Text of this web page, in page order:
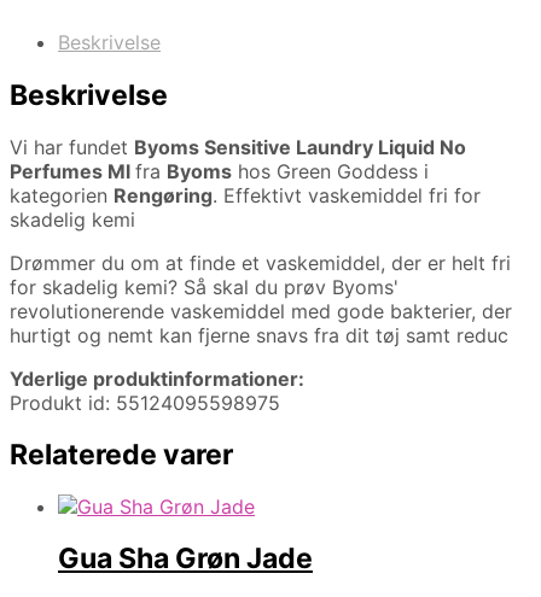
Beskrivelse
Beskrivelse
Vi har fundet Byoms Sensitive Laundry Liquid No
Perfumes Ml fra Byoms hos Green Goddess i
kategorien Rengøring. Effektivt vaskemiddel fri for
skadelig kemi
Drømmer du om at finde et vaskemiddel, der er helt fri
for skadelig kemi? Så skal du prøv Byoms'
revolutionerende vaskemiddel med gode bakterier, der
hurtigt og nemt kan fjerne snavs fra dit tøj samt reduc
Yderlige produktinformationer:
Produkt id: 55124095598975
Relaterede varer
Gua Sha Grøn Jade